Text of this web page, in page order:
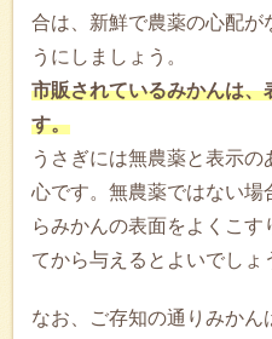
合は、新鮮で農薬の心配が
うにしましょう。
市販されているみかんは
す。
うさぎには無農薬と表示
心です。無農薬ではない
らみかんの表面をよくこ
てから与えるとよいでしょ
なお、ご存知の通りみか